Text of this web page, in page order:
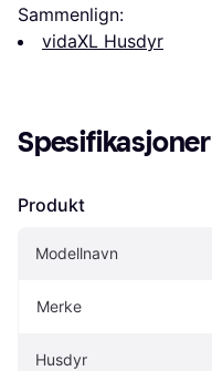
Sammenlign:
vidaXL Husdyr
Spesifikasjoner
Produkt
Modellnavn
Merke
Husdyr